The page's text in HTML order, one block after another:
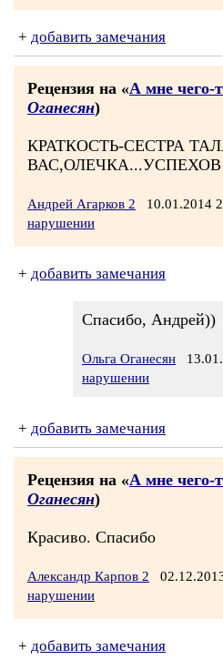
+ добавить замечания
Рецензия на «А мне чего-
Оганесян)
КРАТКОСТЬ-СЕСТРА
Андрей Агарков 2 10.01.2014
нарушении
+ добавить замечания
Спасибо, Андрей))
Ольга Оганесян
нарушении
+ добавить замечания
Рецензия на «А мне чего-
Оганесян)
Красиво. Спасибо
Александр Карпов 2
нарушении
+ добавить замечания